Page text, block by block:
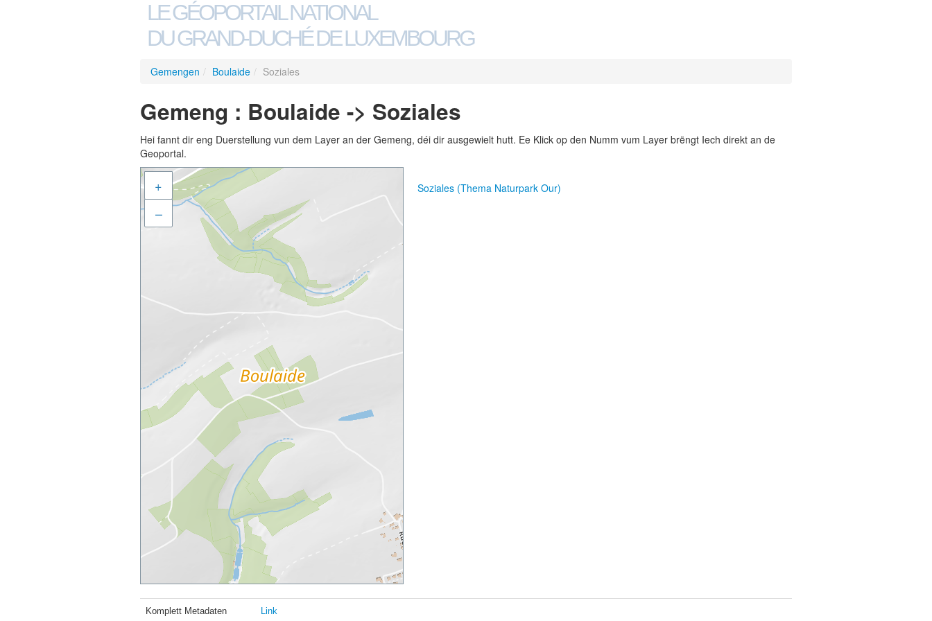
LE GÉOPORTAIL NATIONAL
DU GRAND-DUCHÉ DE LUXEMBOURG
Gemengen / Boulaide / Soziales
Gemeng : Boulaide -> Soziales
Hei fannt dir eng Duerstellung vun dem Layer an der Gemeng, déi dir ausgewielt hutt. Ee Klick op den Numm vum Layer brëngt Iech direkt an de
Geoportal.
+
–
Soziales (Thema Naturpark Our)
Komplett Metadaten Link